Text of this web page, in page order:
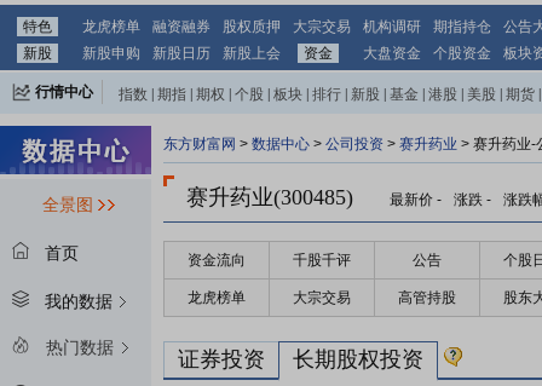
特色 龙虎榜单 融资融券 股权质押 大宗交易 机构调研 期指持仓
公告
新股
新股申购 新股日历 新股上会 资金 大盘资金 个股资金 板块
行情中心 指数 期指 期权 个股 板块 排行 新股 基金 港股 美股 期货
全景图
首页
我的数据
热门数据
东方财富网 > 数据中心 > 公司投资 > 赛升药业 > 赛升药业-
赛升药业(300485) 最新价 - 涨跌 - 涨跌
资金流向 千股千评 公告 个股
龙虎榜单 大宗交易 高管持股 股东
证券投资 长期股权投资